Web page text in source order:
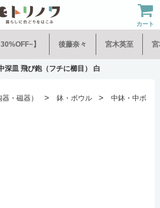
カート
】 後藤奈々 宮木英至 宮
深皿 飛び鉋（フチに櫛目） 白
・磁器） > 鉢・ボウル >
中鉢・中ボ